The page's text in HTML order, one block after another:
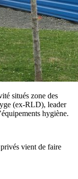
situés zone des
(ex-RLD), leader
hygiène.
vient de faire